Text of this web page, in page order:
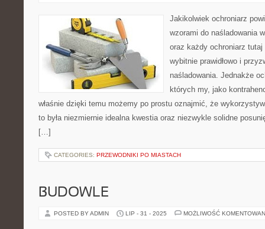
Jakikolwiek ochroniarz
wzorami do naśladowania
oraz każdy ochroniarz
wybitnie prawidłowo i
naśladowania. Jednakże
których my, jako
właśnie dzięki temu możemy po prostu oznajmić, że
to była niezmiernie idealna kwestia oraz niezwykle solidne
[…]
CATEGORIES: PRZEWODNIKI PO MIASTACH
BUDOWLE
POSTED BY ADMIN LIP - 31 - 2025 MOŻLIWOŚĆ